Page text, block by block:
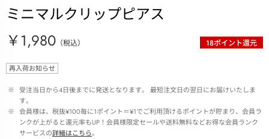
ミニマルクリップピアス
￥1,980 （税込） 18ポイント還元
再入荷お知らせ
※ 受注当日から4日後までに発送となります。 最短注文日の翌日にお届けいたしま
す。
※ 会員様は、税抜¥100毎に1ポイント＝¥1でご利用頂けるポイントが貯まり、会員ラ
ンクが上がると還元率もUP！会員様限定セールや送料無料などお得な会員ランク
サービスの詳細はこちら。